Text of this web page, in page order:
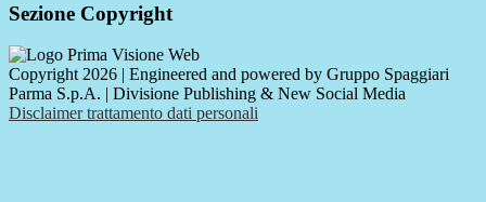
Sezione Copyright
Copyright 2026 | Engineered and powered by Gruppo Spaggiari
Parma S.p.A. | Divisione Publishing & New Social Media
Disclaimer trattamento dati personali